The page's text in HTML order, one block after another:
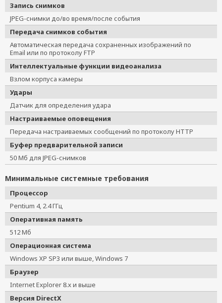
Запись снимков
JPEG-снимки до/во время/после события
Передача снимков события
Автоматическая передача сохраненных изображений по
Email или по протоколу FTP
Интеллектуальные функции видеоанализа
Взлом корпуса камеры
Удары
Датчик для определения удара
Настраиваемые оповещения
Передача настраиваемых сообщений по протоколу HTTP
Буфер предварительной записи
50 Мб для JPEG-снимков
Минимальные системные требования
Процессор
Pentium 4, 2.4 ГГц
Оперативная память
512 Мб
Операционная система
Windows XP SP3 или выше, Windows 7
Браузер
Internet Explorer 8.x и выше
Версия DirectX